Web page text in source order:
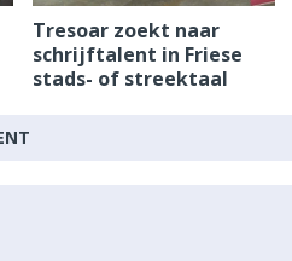
Tresoar zoekt naar
schrijftalent in Friese
stads- of streektaal